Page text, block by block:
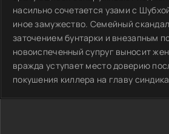
насильно сочетается узами с
иное замужество. Семейный
заточением бунтарки и внезапным
новоиспеченный супруг выносит
вражда уступает место доверию
покушения киллера на главу